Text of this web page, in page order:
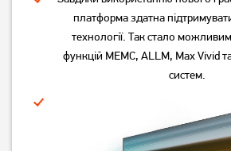
платформа здатна
технології. Так стало
функцій MEMC, ALLM, Max Vivid
систем.